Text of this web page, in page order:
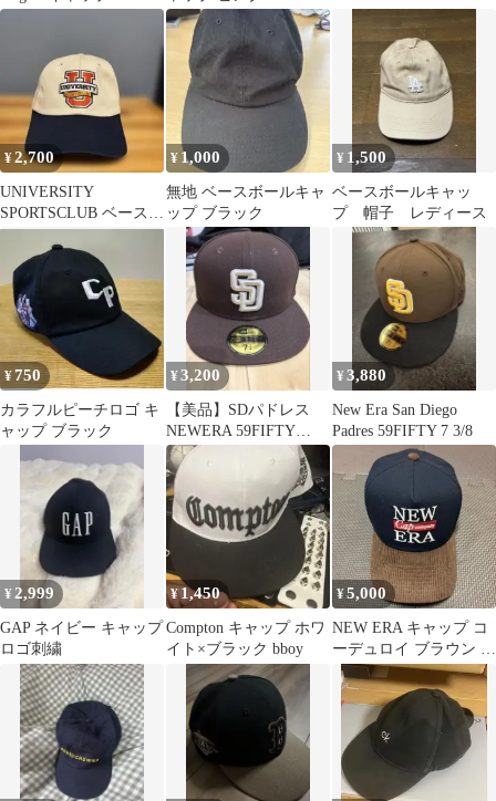
¥2,700
UNIVERSITY
SPORTSCLUB ベースボ
ールキャップ
¥ 1,000
無地 ベースボールキャ
ップ ブラック
¥ 1,500
ベースボールキャッ
プ 帽子 レディース
¥750
カラフルピーチロゴ キ
ャップ ブラック
¥3,200
【美品】SDパドレス
NEWERA 59FIFTY
Brown 714 キャップ
¥3,880
New Era San Diego
Padres 59FIFTY 7 3/8
¥2,999
GAP ネイビー キャップ
ロゴ刺繍
¥ 1,450
Compton キャップ ホワ
イト×ブラック bboy
¥5,000
NEW ERA キャップ コ
ーデュロイ ブラウン ネ
イビー